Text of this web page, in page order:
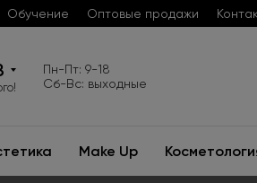
Обучение Оптовые продажи
Пн-Пт: 9-18
Сб-Вс: выходные
Make Up